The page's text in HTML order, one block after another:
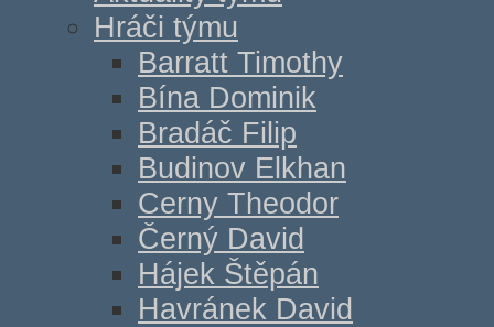
Hráči týmu
Barratt Timothy
Bína Dominik
Bradáč Filip
Budinov Elkhan
Cerny Theodor
Černý David
Hájek Štěpán
Havránek David